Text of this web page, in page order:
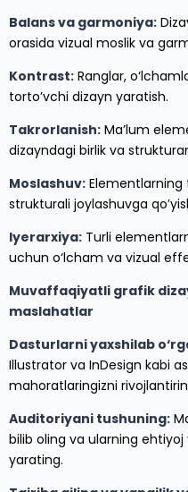
Balans va garmoniya:
orasida vizual moslik va
Kontrast: Ranglar,
torto’vchi dizayn yaratish.
Takrorlanish: Ma’lum
dizayndagi birlik va
Moslashuv: Elementlarning
strukturali joylashuvga
Iyerarxiya: Turli
uchun o‘lcham va vizual
Muvaffaqiyatli grafik
maslahatlar
Dasturlarni yaxshilab
Illustrator va InDesign kabi
mahoratlaringizni
Auditoriyani tushuning:
bilib oling va ularning
yarating.